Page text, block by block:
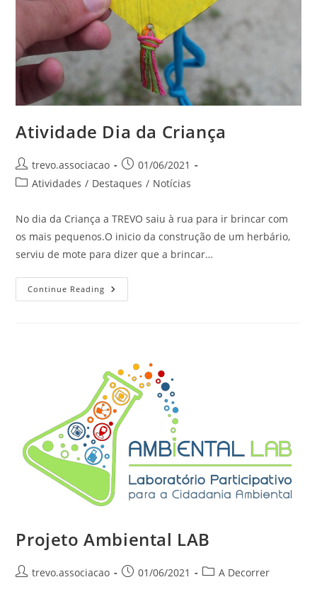
Atividade Dia da Criança
trevo.associacao
01/06/2021
Atividades / Destaques / Notícias
No dia da Criança a TREVO saiu à rua para ir brincar com
os mais pequenos.O inicio da construção de um herbário,
serviu de mote para dizer que a brincar…
Continue Reading
Projeto Ambiental LAB
trevo.associacao 01/06/2021 A Decorrer